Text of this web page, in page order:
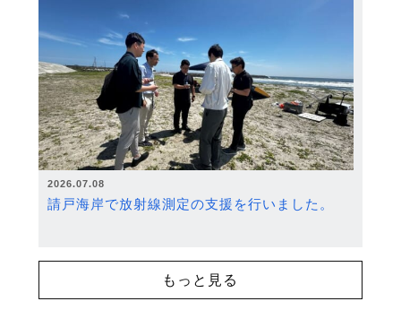
2026.07.08
請戸海岸で放射線測定の支援を行いました。
もっと見る